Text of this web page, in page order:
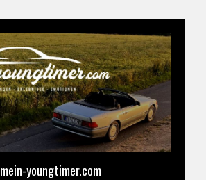
mein-youngtimer.com